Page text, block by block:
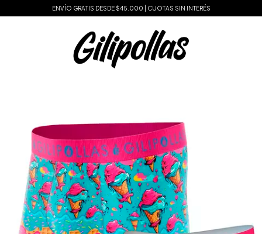
ENVÍO GRATIS DESDE $45.000 | CUOTAS SIN INTERÉS